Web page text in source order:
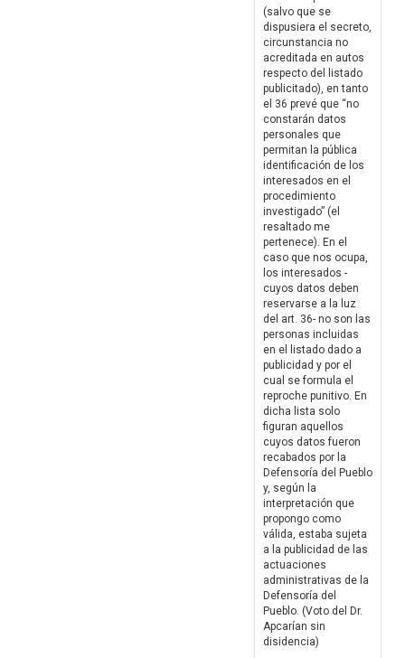
(salvo que se
dispusiera el secreto,
circunstancia no
acreditada en autos
respecto del listado
publicitado), en tanto
el 36 prevé que “no
constarán datos
personales que
permitan la pública
identificación de los
interesados en el
procedimiento
investigado” (el
resaltado me
pertenece). En el
caso que nos ocupa,
los interesados -
cuyos datos deben
reservarse a la luz
del art. 36- no son las
personas incluidas
en el listado dado a
publicidad y por el
cual se formula el
reproche punitivo. En
dicha lista solo
figuran aquellos
cuyos datos fueron
recabados por la
Defensoría del Pueblo
y, según la
interpretación que
propongo como
válida, estaba sujeta
a la publicidad de las
actuaciones
administrativas de la
Defensoría del
Pueblo. (Voto del Dr.
Apcarían sin
disidencia)